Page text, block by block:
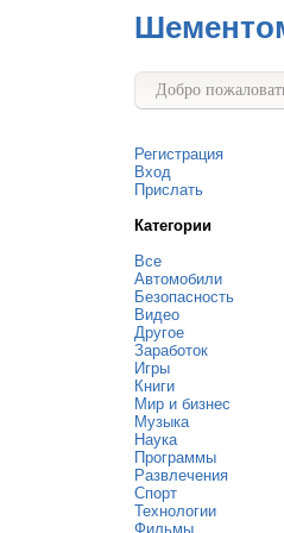
Добро
Регистрация
Вход
Прислать
Категории
Все
Автомобили
Безопасность
Видео
Другое
Заработок
Игры
Книги
Мир и бизнес
Музыка
Наука
Программы
Развлечения
Спорт
Технологии
Фильмы